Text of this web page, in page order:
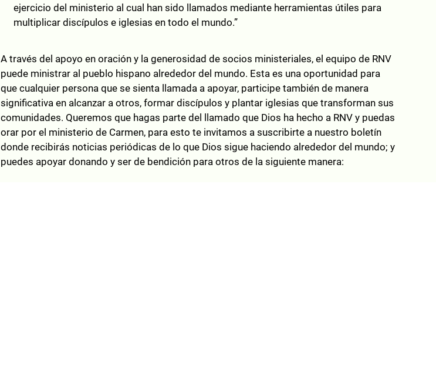
ejercicio del ministerio al cual han sido llamados mediante herramientas útiles para
multiplicar discípulos e iglesias en todo el mundo.”
A través del apoyo en oración y la generosidad de socios ministeriales, el equipo de RNV
puede ministrar al pueblo hispano alrededor del mundo. Esta es una oportunidad para
que cualquier persona que se sienta llamada a apoyar, participe también de manera
significativa en alcanzar a otros, formar discípulos y plantar iglesias que transforman sus
comunidades. Queremos que hagas parte del llamado que Dios ha hecho a RNV y puedas
orar por el ministerio de Carmen, para esto te invitamos a suscribirte a nuestro boletín
donde recibirás noticias periódicas de lo que Dios sigue haciendo alrededor del mundo; y
puedes apoyar donando y ser de bendición para otros de la siguiente manera: